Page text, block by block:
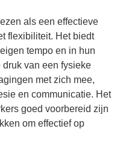
als een effectieve
flexibiliteit. Het biedt
tempo en in hun
van een fysieke
met zich mee,
en communicatie. Het
goed voorbereid zijn
om effectief op